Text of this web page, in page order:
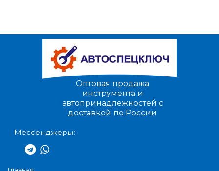
Оптовая продажа
инструмента и
автопринадлежностей с
доставкой по России
Мессенджеры: